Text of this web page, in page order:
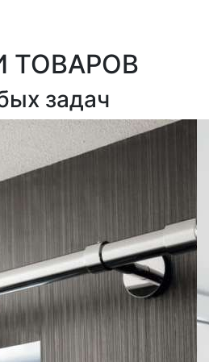
ТОВАРОВ
задач